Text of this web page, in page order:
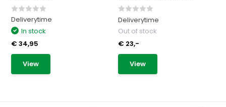
Deliverytime
In stock
€ 34,95
View
Deliverytime
Out of stock
€ 23,-
View